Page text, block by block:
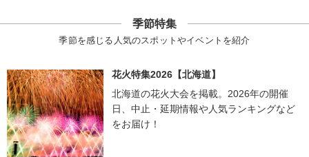
季節特集
季節を感じる人気のスポットやイベントを紹介
花火特集2026【北海道】
北海道の花火大会を掲載。2026年の開催
日、中止・延期情報や人気ランキングなど
をお届け！